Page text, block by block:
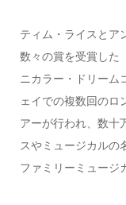
ティム・ライスとア
数々の賞を受賞した
ニカラー・ドリーム
ェイでの複数回のロ
アーが行われ、数十
スやミュージカルの
ファミリーミュージ